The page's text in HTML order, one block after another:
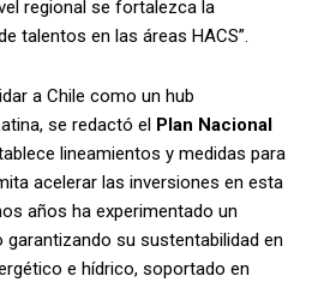
regional se fortalezca la
talentos en las áreas HACS”.
a Chile como un hub
se redactó el
Plan Nacional
lineamientos y medidas para
acelerar las inversiones en esta
años ha experimentado un
su sustentabilidad en
e hídrico, soportado en